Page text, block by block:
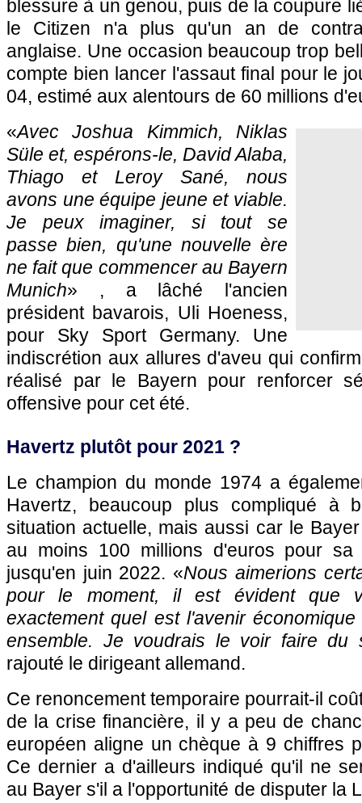
blessure à un genou, puis de la coupure
le Citizen n'a plus qu'un an de
anglaise. Une occasion beaucoup trop
compte bien lancer l'assaut final pour le
04, estimé aux alentours de 60 millions
«Avec Joshua Kimmich, Niklas
Süle et, espérons-le, David Alaba,
Thiago et Leroy Sané, nous
avons une équipe jeune et viable.
Je peux imaginer, si tout se
passe bien, qu'une nouvelle ère
ne fait que commencer au Bayern
Munich» , a lâché l'ancien
président bavarois, Uli Hoeness,
pour Sky Sport Germany. Une
indiscrétion aux allures d'aveu qui
réalisé par le Bayern pour renforcer
offensive pour cet été.
Havertz plutôt pour 2021 ?
Le champion du monde 1974 a
Havertz, beaucoup plus compliqué à
situation actuelle, mais aussi car le
au moins 100 millions d'euros pour sa
jusqu'en juin 2022. «Nous aimerions
pour le moment, il est évident que
exactement quel est l'avenir
ensemble. Je voudrais le voir faire du
rajouté le dirigeant allemand.
Ce renoncement temporaire pourrait-il
de la crise financière, il y a peu de
européen aligne un chèque à 9 chiffres
Ce dernier a d'ailleurs indiqué qu'il ne
au Bayer s'il a l'opportunité de disputer la